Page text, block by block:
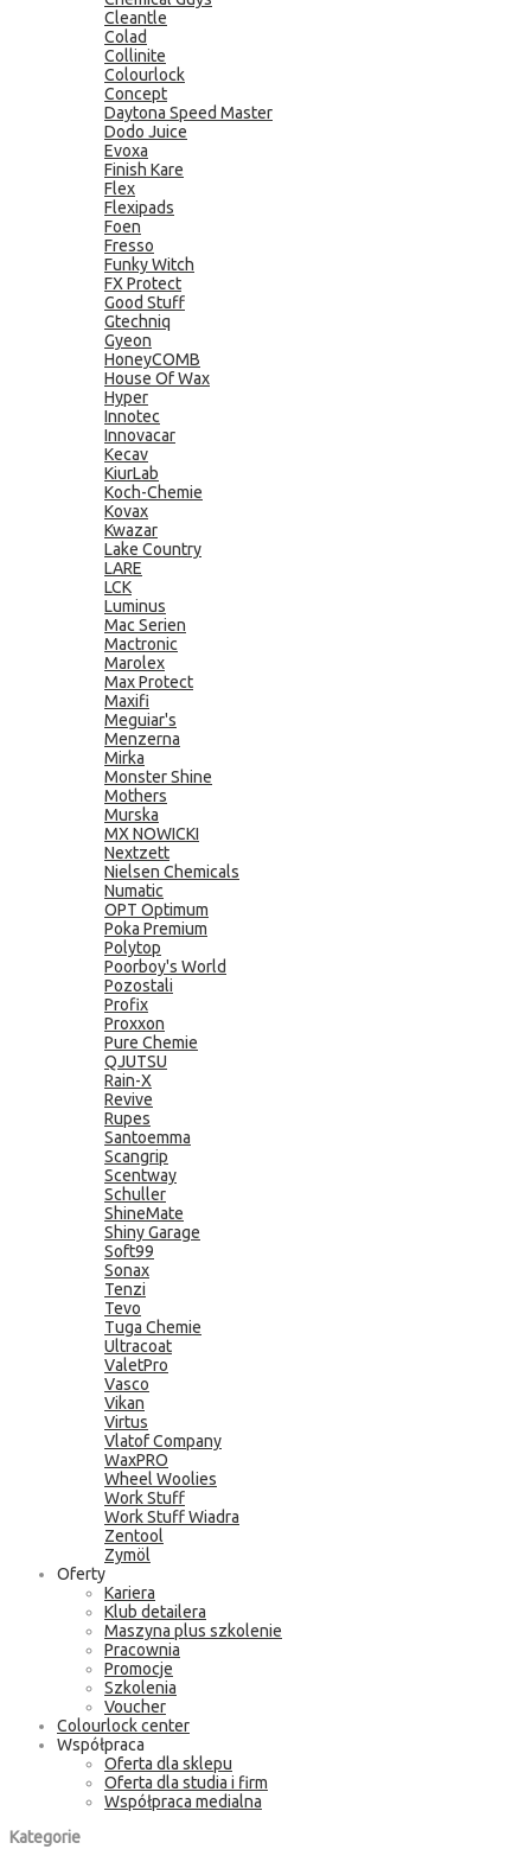
Cleantle
Colad
Collinite
Colourlock
Concept
Daytona Speed Master
Dodo Juice
Evoxa
Finish Kare
Flex
Flexipads
Foen
Fresso
Funky Witch
FX Protect
Good Stuff
Gtechniq
Gyeon
HoneyCOMB
House Of Wax
Hyper
Innotec
Innovacar
Kecav
KiurLab
Koch-Chemie
Kovax
Kwazar
Lake Country
LARE
LCK
Luminus
Mac Serien
Mactronic
Marolex
Max Protect
Maxifi
Meguiar's
Menzerna
Mirka
Monster Shine
Mothers
Murska
MX NOWICKI
Nextzett
Nielsen Chemicals
Numatic
OPT Optimum
Poka Premium
Polytop
Poorboy's World
Pozostali
Profix
Proxxon
Pure Chemie
QJUTSU
Rain-X
Revive
Rupes
Santoemma
Scangrip
Scentway
Schuller
ShineMate
Shiny Garage
Soft99
Sonax
Tenzi
Tevo
Tuga Chemie
Ultracoat
ValetPro
Vasco
Vikan
Virtus
Vlatof Company
WaxPRO
Wheel Woolies
Work Stuff
Work Stuff Wiadra
Zentool
Zymöl
Oferty
Kariera
Klub detailera
Maszyna plus szkolenie
Pracownia
Promocje
Szkolenia
Voucher
Colourlock center
Współpraca
Oferta dla sklepu
Oferta dla studia i firm
Współpraca medialna
Kategorie